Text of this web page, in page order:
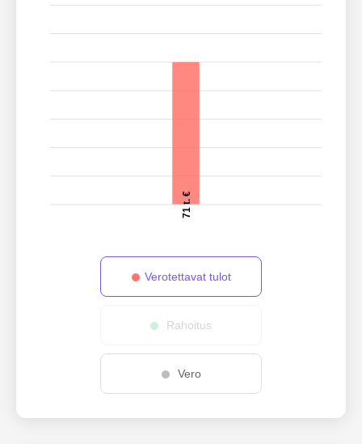
71 t. €
Verotettavat tulot
Rahoitus
Vero